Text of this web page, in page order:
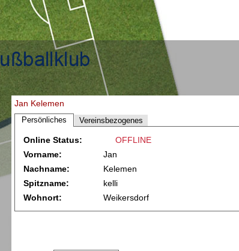
Jan Kelemen
Persönliches Vereinsbezogenes
Online Status:
OFFLINE
Vorname:
Jan
Nachname:
Kelemen
Spitzname:
kelli
Wohnort:
Weikersdorf